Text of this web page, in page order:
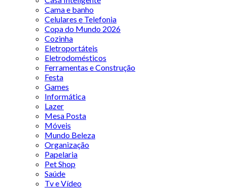
Cama e banho
Celulares e Telefonia
Copa do Mundo 2026
Cozinha
Eletroportáteis
Eletrodomésticos
Ferramentas e Construção
Festa
Games
Informática
Lazer
Mesa Posta
Móveis
Mundo Beleza
Organização
Papelaria
Pet Shop
Saúde
Tv e Vídeo